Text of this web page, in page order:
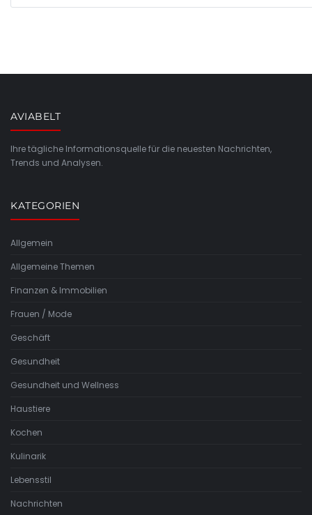
AVIABELT
Ihre tägliche Informationsquelle für die neuesten Nachrichten,
Trends und Analysen.
KATEGORIEN
Allgemein
Allgemeine Themen
Finanzen & Immobilien
Frauen / Mode
Geschäft
Gesundheit
Gesundheit und Wellness
Haustiere
Kochen
Kulinarik
Lebensstil
Nachrichten